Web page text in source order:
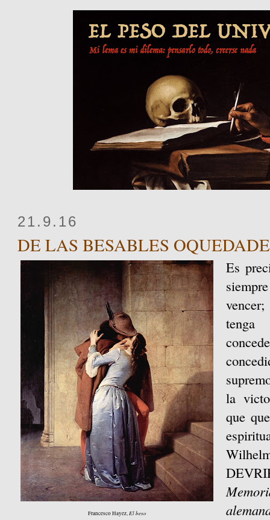
21.9.16
DE LAS BESABLES
Francesco Hayez, El beso
Es
la
que